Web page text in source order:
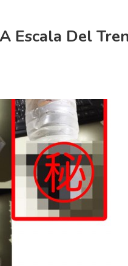
Escala Del Tren